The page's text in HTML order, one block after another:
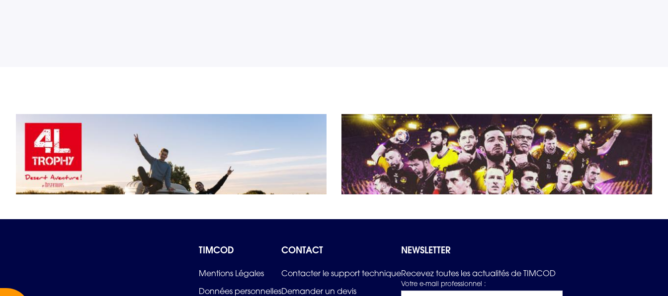
#Parrainage
04.02.2025
TIMCOD, sponsor d'une équipe du Raid 4L Trophy
Temps de lecture : 2 min Lire l’article
#Parrainage
30.05.2018
HBCN champion Vice Europe
Temps de lecture : 1 min– Lire l’article
TIMCOD
Mentions Légales
Données personnelles
CONTACT
Contacter le support technique
Demander un devis
NEWSLETTER
Recevez toutes les actualités de TIMCOD
Votre e-mail professionnel :